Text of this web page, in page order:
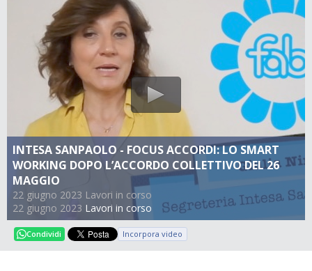
INTESA SANPAOLO - FOCUS ACCORDI: LO SMART
WORKING DOPO L’ACCORDO COLLETTIVO DEL 26
MAGGIO
22 giugno 2023 Lavori in corso
22 giugno 2023 Lavori in corso
Condividi Incorpora video